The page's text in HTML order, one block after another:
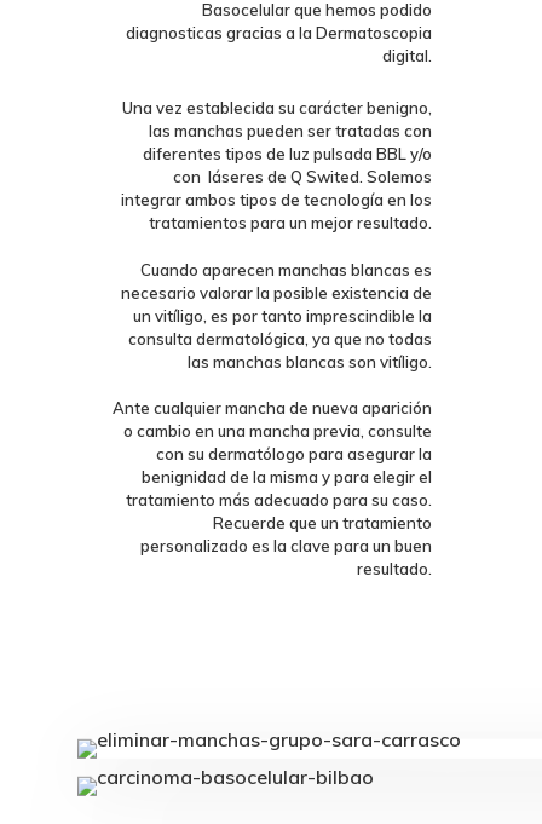
Basocelular que hemos podido
diagnosticas gracias a la Dermatoscopia
digital.
Una vez establecida su carácter benigno,
las manchas pueden ser tratadas con
diferentes tipos de luz pulsada BBL y/o
con láseres de Q Swited. Solemos
integrar ambos tipos de tecnología en los
tratamientos para un mejor resultado.
Cuando aparecen manchas blancas es
necesario valorar la posible existencia de
un vitíligo, es por tanto imprescindible la
consulta dermatológica, ya que no todas
las manchas blancas son vitíligo.
Ante cualquier mancha de nueva aparición
o cambio en una mancha previa, consulte
con su dermatólogo para asegurar la
benignidad de la misma y para elegir el
tratamiento más adecuado para su caso.
Recuerde que un tratamiento
personalizado es la clave para un buen
resultado.